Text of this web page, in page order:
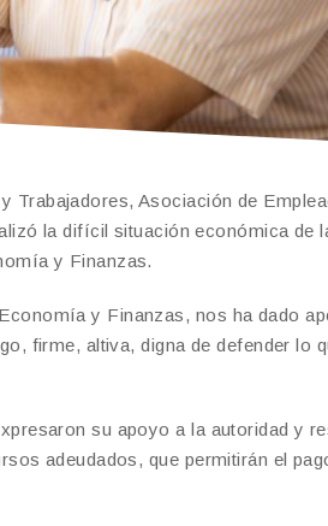
Trabajadores, Asociación de
la difícil situación económica de
y Finanzas.
y Finanzas, nos ha dado
firme, altiva, digna de defender lo
su apoyo a la autoridad y
adeudados, que permitirán el